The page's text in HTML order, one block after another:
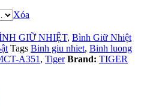
Xóa
GIỮ NHIỆT, Bình Giữ Nhiệt
Tags Binh giu nhiet, Binh luong
A351, Tiger Brand: TIGER